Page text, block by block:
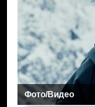
Фото/Видео